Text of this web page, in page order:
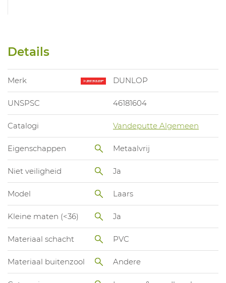
Details
Merk DUNLOP
UNSPSC 46181604
Catalogi Vandeputte Algemeen
Eigenschappen Metaalvrij
Niet veiligheid Ja
Model Laars
Kleine maten (<36) Ja
Materiaal schacht PVC
Materiaal buitenzool Andere